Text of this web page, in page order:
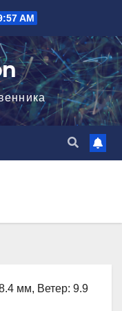
AM
мм, Ветер: 9.9